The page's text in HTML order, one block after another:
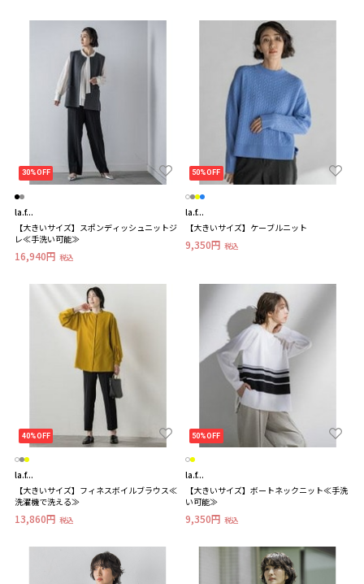
30%OFF
la.f...
【大きいサイズ】スポンディッシュニットジ
レ≪手洗い可能≫
16,940円 税込
50%OFF
la.f...
【大きいサイズ】ケーブルニット
9,350円 税込
40%OFF
la.f...
【大きいサイズ】フィネスボイルブラウス≪
洗濯機で洗える≫
13,860円 税込
50%OFF
la.f...
【大きいサイズ】ボートネックニット≪手洗
い可能≫
9,350円 税込